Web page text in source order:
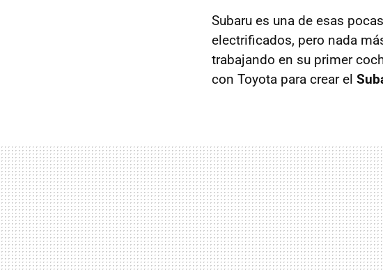
Subaru es una de esas
electrificados, pero nada
trabajando en su primer
con Toyota para crear el